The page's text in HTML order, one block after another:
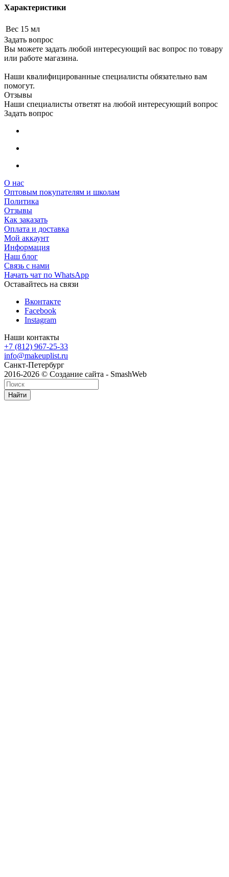
Характеристики
Вес 15 мл
Задать вопрос
Вы можете задать любой интересующий вас вопрос по товару
или работе магазина.
Наши квалифицированные специалисты обязательно вам
помогут.
Отзывы
Наши специалисты ответят на любой интересующий вопрос
Задать вопрос
О нас
Оптовым покупателям и школам
Политика
Отзывы
Как заказать
Оплата и доставка
Мой аккаунт
Информация
Наш блог
Связь с нами
Начать чат по WhatsApp
Оставайтесь на связи
Вконтакте
Facebook
Instagram
Наши контакты
+7 (812) 967-25-33
info@makeuplist.ru
Санкт-Петербург
2016-2026 © Создание сайта - SmashWeb
Найти